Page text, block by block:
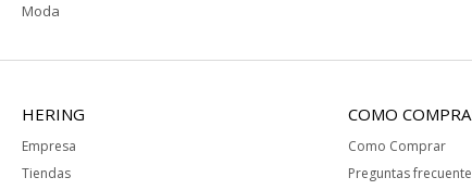
Moda
HERING
Empresa
Tiendas
COMO
Como Comprar
Preguntas